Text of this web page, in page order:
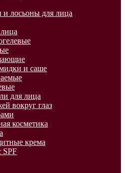
лосьоны для лица
и саше
для лица
вокруг глаз
косметика
крема
SPF